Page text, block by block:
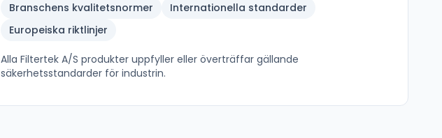
Branschens kvalitetsnormer
Internationella standarder
Europeiska riktlinjer
Alla Filtertek A/S produkter uppfyller eller överträffar gällande
säkerhetsstandarder för industrin.